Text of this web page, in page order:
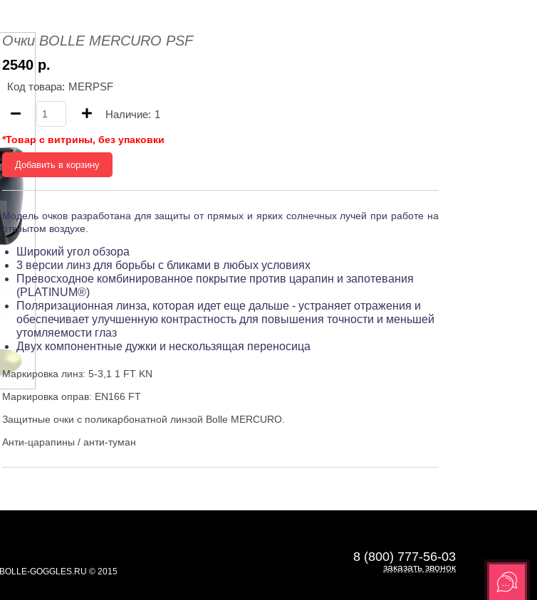
Очки BOLLE MERCURO PSF
2540 р.
Код товара: MERPSF
Наличие: 1
*Товар с витрины, без упаковки
Добавить в корзину
Модель очков разработана для защиты от прямых и ярких солнечных лучей при работе на
открытом воздухе.
Широкий угол обзора
3 версии линз для борьбы с бликами в любых условиях
Превосходное комбинированное покрытие против царапин и запотевания
(PLATINUM®)
Поляризационная линза, которая идет еще дальше - устраняет отражения и
обеспечивает улучшенную контрастность для повышения точности и меньшей
утомляемости глаз
Двух компонентные дужки и нескользящая переносица
Маркировка линз: 5-3,1 1 FT KN
Маркировка оправ: EN166 FT
Защитные очки с поликарбонатной линзой Bolle MERCURO.
Анти-царапины / анти-туман
BOLLE-GOGGLES.RU © 2015
8 (800) 777-56-03
заказать звонок